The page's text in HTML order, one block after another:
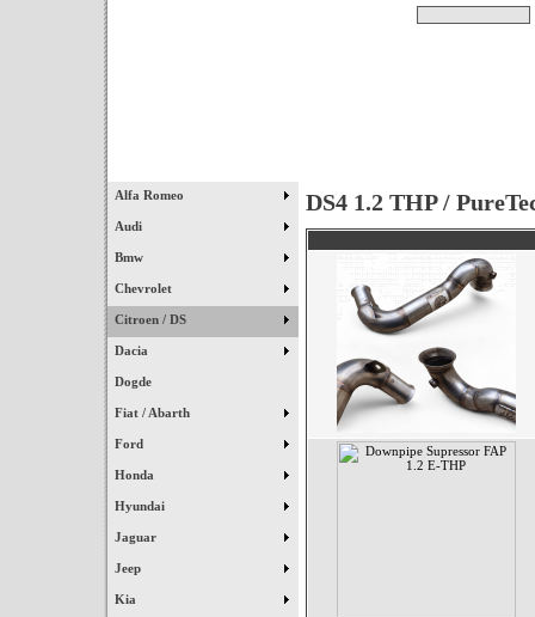
Alfa Romeo
Audi
Bmw
Chevrolet
Citroen / DS
Dacia
Dogde
Fiat / Abarth
Ford
Honda
Hyundai
Jaguar
Jeep
Kia
DS4 1.2 THP /